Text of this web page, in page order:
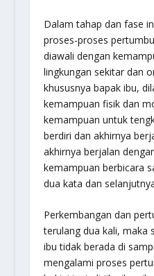
Dalam tahap dan fase
proses-proses
diawali dengan
lingkungan sekitar dan
khususnya bapak ibu,
kemampuan fisik dan
kemampuan untuk
berdiri dan akhirnya
akhirnya berjalan
kemampuan berbicara
dua kata dan
Perkembangan dan
terulang dua kali, maka
ibu tidak berada di
mengalami proses